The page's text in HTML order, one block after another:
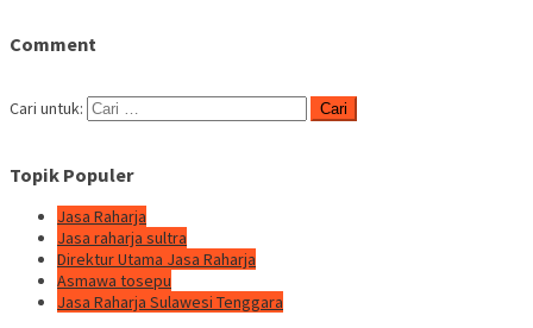
Comment
Cari untuk:
Topik Populer
Jasa Raharja
Jasa raharja sultra
Direktur Utama Jasa Raharja
Asmawa tosepu
Jasa Raharja Sulawesi Tenggara